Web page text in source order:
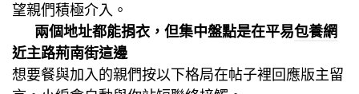
望親們積極介入。
兩個地址都能捐衣，但集中盤點是在平易包養網
近主路荊南街這邊
想要餐與加入的親們按以下格局在帖子裡回應版主留